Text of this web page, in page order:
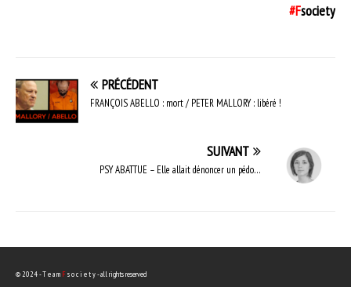
#Fsociety
PRÉCÉDENT
FRANÇOIS ABELLO : mort / PETER MALLORY : libéré !
SUIVANT
PSY ABATTUE – Elle allait dénoncer un pédo…
© 2024 - T e a m Fs o c i e t y - all rights reserved